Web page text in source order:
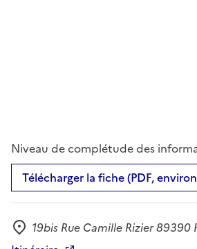
Niveau de complétude des
Télécharger la fiche (PDF,
Adresse
19bis Rue Camille Rizier 89390